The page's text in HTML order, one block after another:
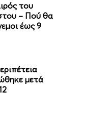
του
– Πού θα
έως 9
μετά